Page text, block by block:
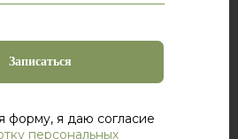
форму, я даю согласие
персональных